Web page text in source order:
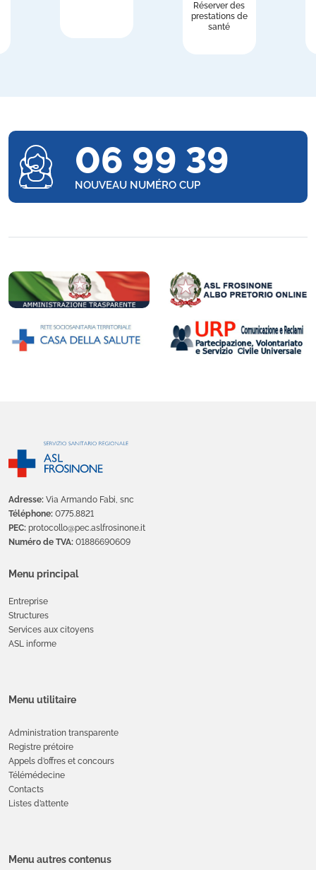
Réserver des
prestations de
santé
06 99 39
NOUVEAU NUMÉRO CUP
Adresse: Via Armando Fabi, snc
Téléphone: 0775.8821
PEC: protocollo@pec.aslfrosinone.it
Numéro de TVA: 01886690609
Menu principal
Entreprise
Structures
Services aux citoyens
ASL informe
Menu utilitaire
Administration transparente
Registre prétoire
Appels d’offres et concours
Télémédecine
Contacts
Listes d’attente
Menu autres contenus